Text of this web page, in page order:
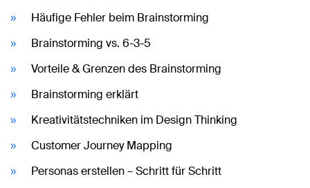
Häufige Fehler beim Brainstorming
Brainstorming vs. 6-3-5
Vorteile & Grenzen des Brainstorming
Brainstorming erklärt
Kreativitätstechniken im Design Thinking
Customer Journey Mapping
Personas erstellen – Schritt für Schritt